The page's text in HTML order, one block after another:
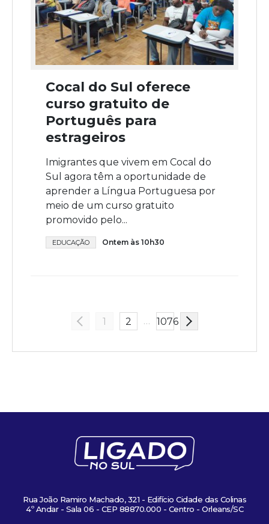
Cocal do Sul oferece
curso gratuito de
Português para
estrageiros
Imigrantes que vivem em Cocal do
Sul agora têm a oportunidade de
aprender a Língua Portuguesa por
meio de um curso gratuito
promovido pelo...
EDUCAÇÃO Ontem às 10h30
1 2 … 1076
Rua João Ramiro Machado, 321 - Edifício Cidade das Colinas
4º Andar - Sala 06 - CEP 88870.000 - Centro - Orleans/SC